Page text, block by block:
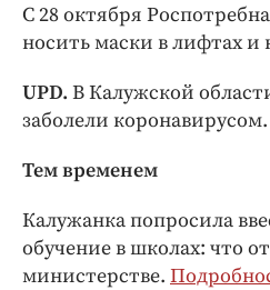
С 28 октября
носить маски в лифтах и
UPD. В Калужской
заболели коронавирусом.
Тем временем
Калужанка попросила
обучение в школах: что
министерстве.